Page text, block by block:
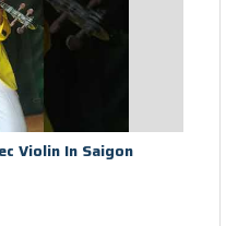
Violin In Saigon